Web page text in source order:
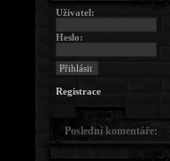
Uživatel:
Heslo:
Registrace
Poslední komentáře: